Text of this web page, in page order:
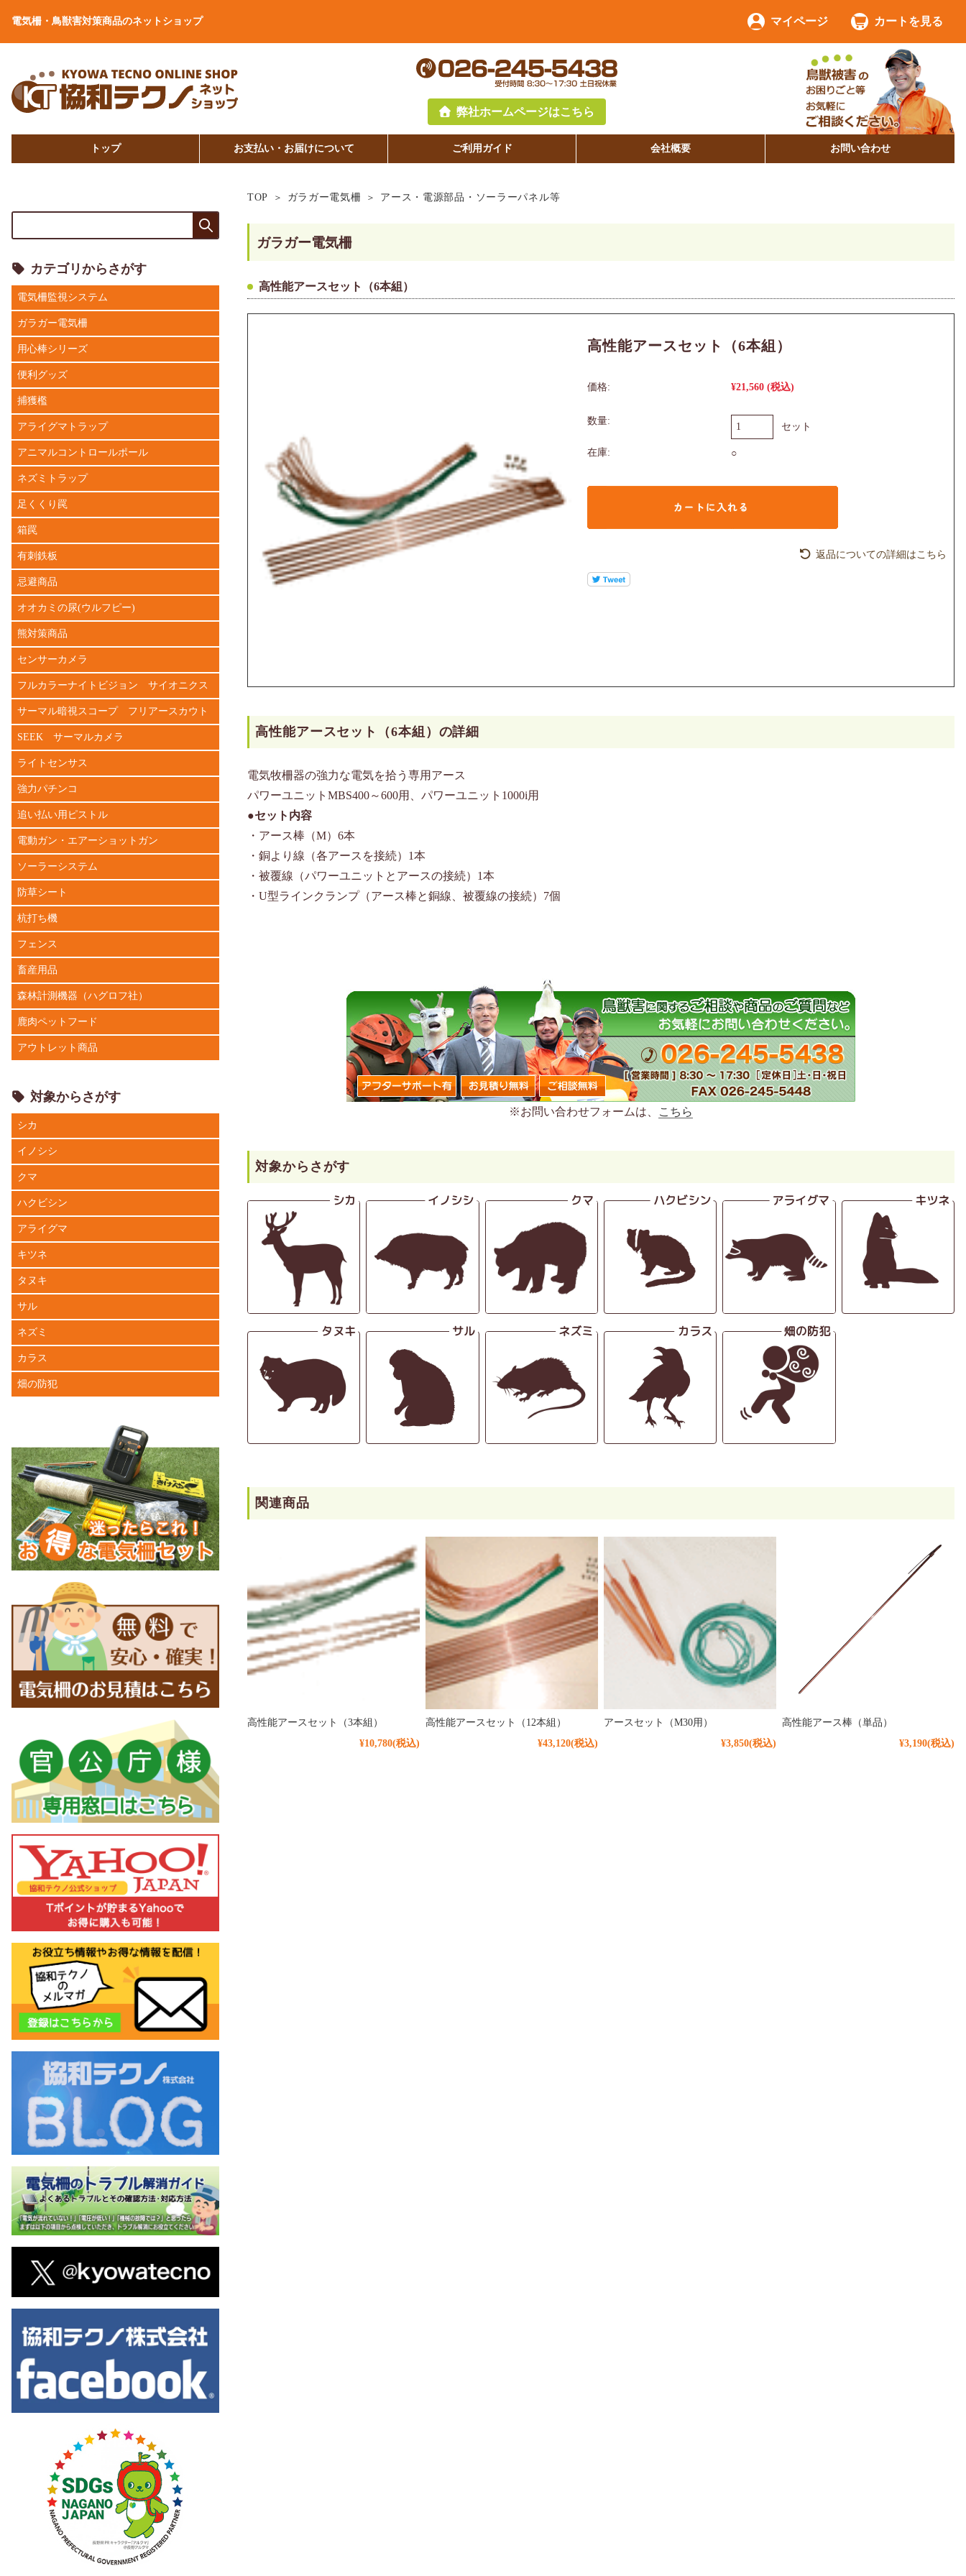
電気柵・鳥獣害対策商品のネットショップ マイページ カートを見る
弊社ホームページはこちら
トップ お支払い・お届けについて ご利用ガイド 会社概要 お問い合わせ
TOP ガラガー電気柵 アース・電源部品・ソーラーパネル等
ガラガー電気柵
高性能アースセット（6本組）
高性能アースセット（6本組）
価格: ¥21,560 (税込)
数量:
セット
在庫: ○
返品についての詳細はこちら
高性能アースセット（6本組）の詳細
電気牧柵器の強力な電気を拾う専用アース
パワーユニットMBS400～600用、パワーユニット1000i用
●セット内容
・アース棒（M）6本
・銅より線（各アースを接続）1本
・被覆線（パワーユニットとアースの接続）1本
・U型ラインクランプ（アース棒と銅線、被覆線の接続）7個
※お問い合わせフォームは、 こちら
対象からさがす
関連商品
高性能アースセット（3本組）
¥10,780(税込)
高性能アースセット（12本組）
¥43,120(税込)
アースセット（M30用）
¥3,850(税込)
高性能アース棒（単品）
¥3,190(税込)
カテゴリからさがす
電気柵監視システム
ガラガー電気柵
用心棒シリーズ
便利グッズ
捕獲檻
アライグマトラップ
アニマルコントロールポール
ネズミトラップ
足くくり罠
箱罠
有刺鉄板
忌避商品
オオカミの尿(ウルフピー)
熊対策商品
センサーカメラ
フルカラーナイトビジョン サイオニクス
サーマル暗視スコープ フリアースカウト
SEEK サーマルカメラ
ライトセンサス
強力パチンコ
追い払い用ピストル
電動ガン・エアーショットガン
ソーラーシステム
防草シート
杭打ち機
フェンス
畜産用品
森林計測機器（ハグロフ社）
鹿肉ペットフード
アウトレット商品
対象からさがす
シカ
イノシシ
クマ
ハクビシン
アライグマ
キツネ
タヌキ
サル
ネズミ
カラス
畑の防犯